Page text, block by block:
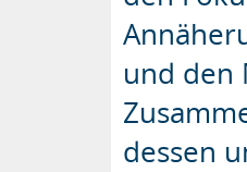
und den
dessen